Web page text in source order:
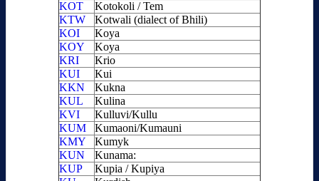
KOT
Kotokoli / Tem
KTW
Kotwali (dialect of Bhili)
KOI
Koya
KOY
Koya
KRI
Krio
KUI
Kui
KKN
Kukna
KUL
Kulina
KVI
Kulluvi/Kullu
KUM
Kumaoni/Kumauni
KMY
Kumyk
KUN
Kunama:
KUP
Kupia / Kupiya